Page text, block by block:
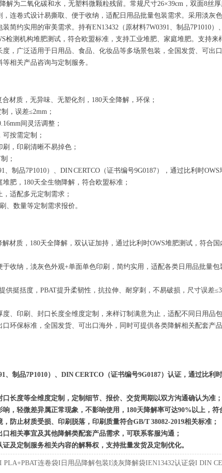
解为二氧化碳和水，无塑料微颗粒残留。常规尺寸26×39cm，双面8丝厚
连卷式设计易撕取、便于收纳，适配日用品批量包装需求。采用淡灰
简约实用的审美需求。持有EN13432（原材料7W0391、制品7P1010）
检测机构堆肥测试，符合欧盟标准，支持工业堆肥、家庭堆肥。支持来
度，广泛适用于日用品、食品、化妆品等多场景包装，全国发货、可出
相关产品咨询与定制服务。
材质，无异味、无塑化剂，180天全降解，环保；
，误差≤2mm；
间灵活调整；
按需定制；
，印刷清晰不易掉色；
；
、制品7P1010）、DIN CERTCO（证书编号9G0187），通过比利时OWS
肥，180天全生物降解，符合欧盟标准；
适配多元定制需求；
、数量等定制需求报价。
材质，180天全降解，双认证加持，通过比利时OWS堆肥测试，符合
收纳，淡灰色外观+单面单色印刷，简约实用，适配各类日用品批量
供挺括度，PBAT提升柔韧性，抗拉伸、耐穿刺，不易破损，尺寸误差
、印刷、封口长度全维度定制，来样订制满意为止，适配不同日用品
环保标准，全国发货、可出口海外，同时可提供各类降解相关配套产
、制品7P1010）、DIN CERTCO（证书编号9G0187）认证，通过比利
长度等全维度定制，定制细节、报价、交货周期以双方沟通确认为准；
，轻微差异属正常现象，不影响使用，180天降解率可达90%以上，符
防止材质受损、印刷脱落，印刷质量符合GB/T 38082-2019相关标准；
相关事宜及其他降解类配套产品需求，可联系客服沟通；
及定制服务相关内容的解释权，支持批量发货及定制优化。
连卷袋I日用品降解包装I淡灰降解袋IEN13432认证袋I DIN